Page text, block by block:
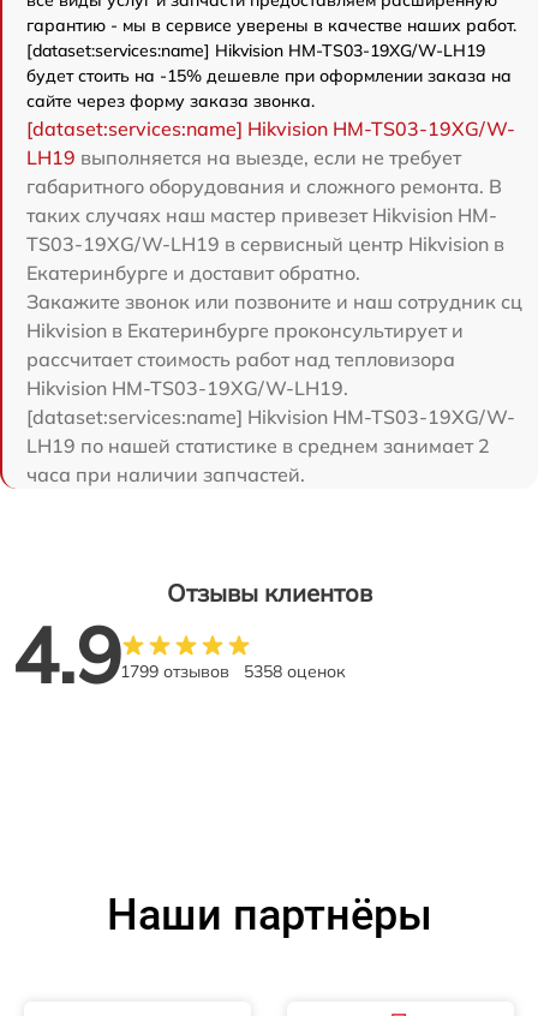
гарантию - мы в сервисе уверены в качестве наших работ.
[dataset:services:name] Hikvision HM-TS03-19XG/W-LH19
будет стоить на -15% дешевле при оформлении заказа на
сайте через форму заказа звонка.
[dataset:services:name] Hikvision HM-TS03-19XG/W-
LH19 выполняется на выезде, если не требует
габаритного оборудования и сложного ремонта. В
таких случаях наш мастер привезет Hikvision HM-
TS03-19XG/W-LH19 в сервисный центр Hikvision в
Екатеринбурге и доставит обратно.
Закажите звонок или позвоните и наш сотрудник сц
Hikvision в Екатеринбурге проконсультирует и
рассчитает стоимость работ над тепловизора
Hikvision HM-TS03-19XG/W-LH19.
[dataset:services:name] Hikvision HM-TS03-19XG/W-
LH19 по нашей статистике в среднем занимает 2
часа при наличии запчастей.
Отзывы клиентов
4.91799 отзывов 5358 оценок
Наши партнёры